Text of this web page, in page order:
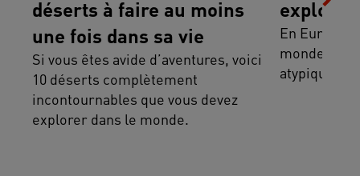
déserts à faire au moins
une fois dans sa vie
Si vous êtes avide d’aventures, voici
10 déserts complètement
incontournables que vous devez
explorer dans le monde.
explorer
En Europe
monde,
atypiques à